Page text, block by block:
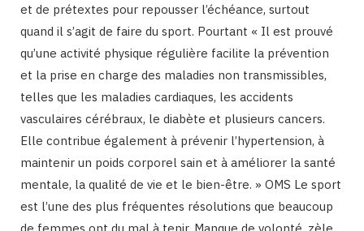
et de prétextes pour repousser l’échéance, surtout
quand il s’agit de faire du sport. Pourtant « Il est prouvé
qu’une activité physique régulière facilite la prévention
et la prise en charge des maladies non transmissibles,
telles que les maladies cardiaques, les accidents
vasculaires cérébraux, le diabète et plusieurs cancers.
Elle contribue également à prévenir l’hypertension, à
maintenir un poids corporel sain et à améliorer la santé
mentale, la qualité de vie et le bien-être. » OMS Le sport
est l’une des plus fréquentes résolutions que beaucoup